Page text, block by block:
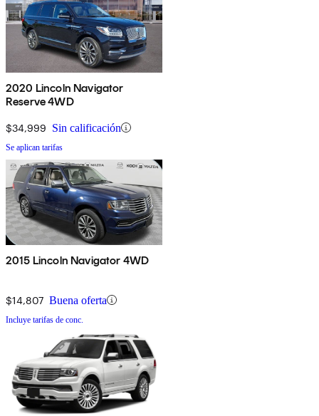
2020 Lincoln Navigator
Reserve 4WD
$34,999 Sin calificación
Se aplican tarifas
2015 Lincoln Navigator 4WD
$14,807 Buena oferta
Incluye tarifas de conc.